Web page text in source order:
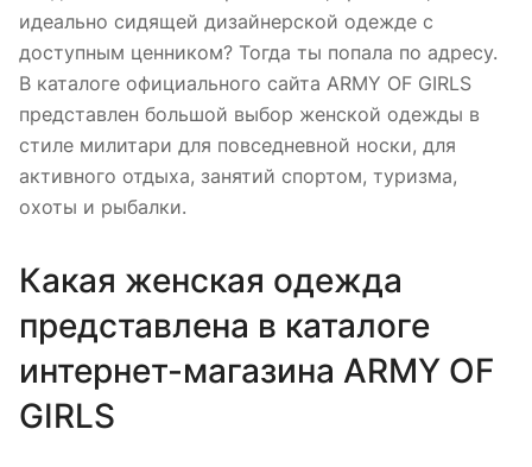
идеально сидящей дизайнерской одежде с
доступным ценником? Тогда ты попала по адресу.
В каталоге официального сайта ARMY OF GIRLS
представлен большой выбор женской одежды в
стиле милитари для повседневной носки, для
активного отдыха, занятий спортом, туризма,
охоты и рыбалки.
Какая женская одежда
представлена в каталоге
интернет-магазина ARMY OF
GIRLS